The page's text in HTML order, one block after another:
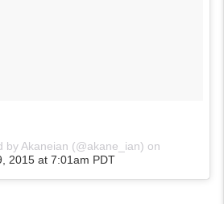
by Akaneian (@akane_ian) on
2015 at 7:01am PDT